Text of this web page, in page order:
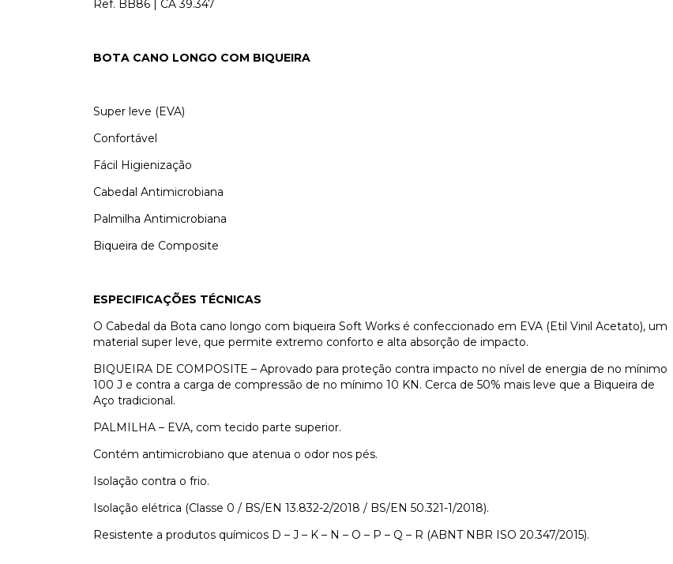
Ref. BB86 | CA 39.347
BOTA CANO LONGO COM BIQUEIRA
Super leve (EVA)
Confortável
Fácil Higienização
Cabedal Antimicrobiana
Palmilha Antimicrobiana
Biqueira de Composite
ESPECIFICAÇÕES TÉCNICAS
O Cabedal da Bota cano longo com biqueira Soft Works é confeccionado em EVA (Etil Vinil Acetato), um
material super leve, que permite extremo conforto e alta absorção de impacto.
BIQUEIRA DE COMPOSITE – Aprovado para proteção contra impacto no nível de energia de no mínimo
100 J e contra a carga de compressão de no mínimo 10 KN. Cerca de 50% mais leve que a Biqueira de
Aço tradicional.
PALMILHA – EVA, com tecido parte superior.
Contém antimicrobiano que atenua o odor nos pés.
Isolação contra o frio.
Isolação elétrica (Classe 0 / BS/EN 13.832-2/2018 / BS/EN 50.321-1/2018).
Resistente a produtos químicos D – J – K – N – O – P – Q – R (ABNT NBR ISO 20.347/2015).